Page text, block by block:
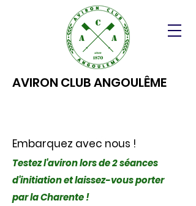
AVIRON CLUB ANGOULÊME
Embarquez avec nous !
Testez l'aviron lors de 2 séances
d'initiation et laissez-vous porter
par la Charente !